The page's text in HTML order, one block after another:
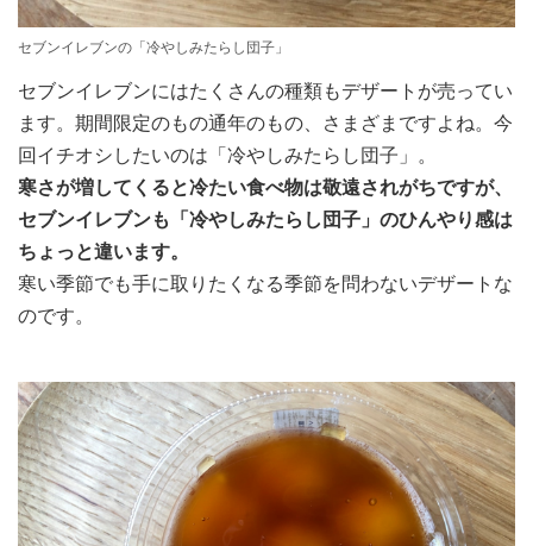
セブンイレブンの「冷やしみたらし団子」
セブンイレブンにはたくさんの種類もデザートが売ってい
ます。期間限定のもの通年のもの、さまざまですよね。今
回イチオシしたいのは「冷やしみたらし団子」。
寒さが増してくると冷たい食べ物は敬遠されがちですが、
セブンイレブンも「冷やしみたらし団子」のひんやり感は
ちょっと違います。
寒い季節でも手に取りたくなる季節を問わないデザートな
のです。